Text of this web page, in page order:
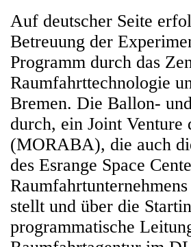
Auf deutscher Seite
Betreuung der
Programm durch das
Raumfahrttechnologie
Bremen. Die Ballon-
durch, ein Joint Venture
(MORABA), die auch
des Esrange Space
stellt und über die
programmatische